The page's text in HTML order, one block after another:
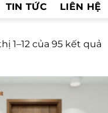
TIN TỨC LIÊN HỆ
1–12 của 95 kết quả